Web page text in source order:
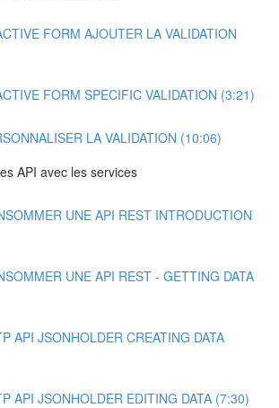
FORM AJOUTER LA VALIDATION
FORM SPECIFIC VALIDATION (3:21)
LA VALIDATION (10:06)
API avec les services
UNE API REST INTRODUCTION
UNE API REST - GETTING DATA
API JSONHOLDER CREATING DATA
API JSONHOLDER EDITING DATA (7:30)